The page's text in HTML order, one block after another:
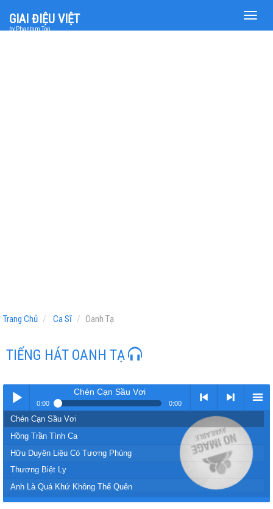
Toggle
GIAI ĐIỆU VIỆT
by Phantam Top
Trang Chủ Ca Sĩ Oanh Tạ
TIẾNG HÁT OANH TẠ
Play /
Chén Cạn Sầu Vơi
0:00 0:00
< > nextmenu
Chén Cạn Sầu Vơi
Hồng Trần Tình Ca
Hữu Duyên Liệu Có Tương Phùng
Thương Biệt Ly
Anh Là Quá Khứ Không Thể Quên
Phù Phiếm Nhân Gian (Phiên Bản Nữ)